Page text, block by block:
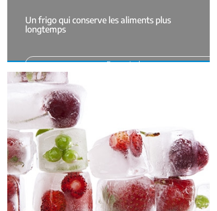
Un frigo qui conserve les aliments plus
longtemps
En savoir plus